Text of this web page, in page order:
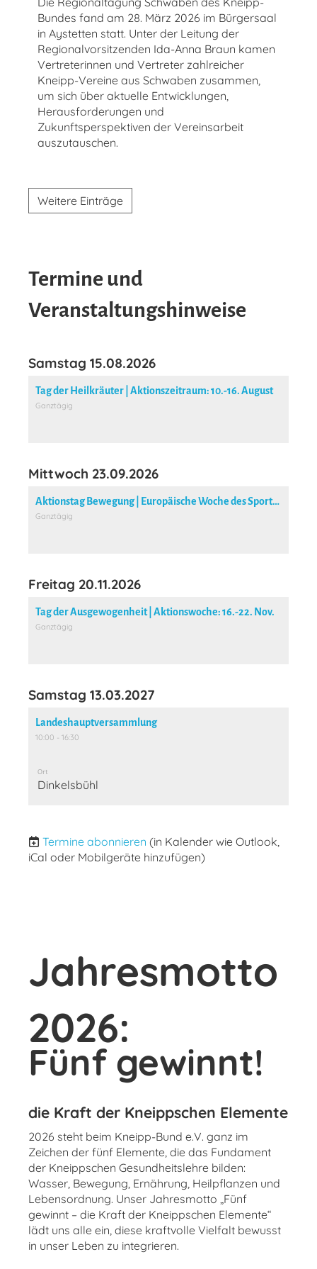
Bundes fand am 28. März 2026 im Bürgersaal
in Aystetten statt. Unter der Leitung der
Regionalvorsitzenden Ida-Anna Braun kamen
Vertreterinnen und Vertreter zahlreicher
Kneipp-Vereine aus Schwaben zusammen,
um sich über aktuelle Entwicklungen,
Herausforderungen und
Zukunftsperspektiven der Vereinsarbeit
auszutauschen.
Weitere Einträge
Termine und
Veranstaltungshinweise
Samstag 15.08.2026
Tag der Heilkräuter | Aktionszeitraum: 10.-16. August
Ganztägig
Mittwoch 23.09.2026
Aktionstag Bewegung | Europäische Woche des Sports: 23.-30. Sept.
Ganztägig
Freitag 20.11.2026
Tag der Ausgewogenheit | Aktionswoche: 16.-22. Nov.
Ganztägig
Samstag 13.03.2027
Landeshauptversammlung
10:00 - 16:30
Ort
Dinkelsbühl
Termine abonnieren (in Kalender wie Outlook,
iCal oder Mobilgeräte hinzufügen)
Jahresmotto
2026:
Fünf gewinnt!
die Kraft der Kneippschen Elemente
2026 steht beim Kneipp-Bund e.V. ganz im
Zeichen der fünf Elemente, die das Fundament
der Kneippschen Gesundheitslehre bilden:
Wasser, Bewegung, Ernährung, Heilpflanzen und
Lebensordnung. Unser Jahresmotto „Fünf
gewinnt – die Kraft der Kneippschen Elemente“
lädt uns alle ein, diese kraftvolle Vielfalt bewusst
in unser Leben zu integrieren.